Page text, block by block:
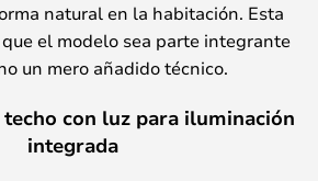
natural en la habitación. Esta
el modelo sea parte integrante
un mero añadido técnico.
con luz para iluminación
integrada